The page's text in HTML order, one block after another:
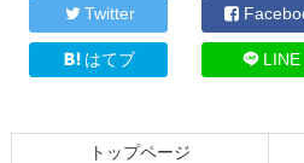
の
戻
Twitter
はてブ LINE
トップページ